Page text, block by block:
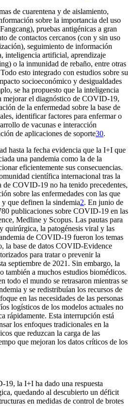
de cuarentena y de aislamiento,
sobre la importancia del uso
pruebas antigénicas a gran
de contactos cercanos (con y sin uso
seguimiento de información
inteligencia artificial, aprendizaje
o la inmunidad de rebaño, entre otras
esto integrado con estudios sobre su
socioeconómico y desigualdades
se ha propuesto que la inteligencia
el diagnóstico de COVID-19,
de la enfermedad sobre la base de
identificar factores para enfermar o
de vacunas e interacción
de aplicaciones de soporte30.
hasta la fecha evidencia que la I+I que
una pandemia como la de la
eficientemente sus consecuencias.
científica internacional tras la
de COVID-19 no ha tenido precedentes,
sobre las enfermedades con las que
que definen la sindemia2. En junio de
publicaciones sobre COVID-19 en las
Medline y Scopus. Las pautas para
quirúrgica, la patogénesis viral y las
de COVID-19 fueron los temas
la base de datos COVID-Evidence
para tratar o prevenir la
septiembre de 2021. Sin embargo, la
también a muchos estudios biomédicos.
todo el mundo se retrasaron mientras se
y se redistribuían los recursos de
en las necesidades de las personas
logísticos de los modelos actuales no
rápidamente. Esta interrupción está
los enfoques tradicionales en la
que reduzcan la carga de las
que mejoran los datos críticos de los
19, la I+I ha dado una respuesta
quedando al descubierto un déficit
en medidas de control de brotes